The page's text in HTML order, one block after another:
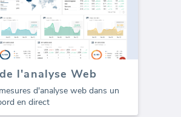
l'analyse Web
d'analyse web dans un
en direct